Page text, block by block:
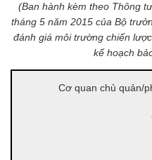
(Ban hành kèm theo Thông
tháng 5 năm 2015 của Bộ
đánh giá môi trường chiến
kế hoạch
Cơ quan chủ quản/